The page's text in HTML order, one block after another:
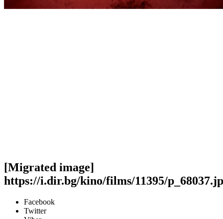
[Migrated image]
https://i.dir.bg/kino/films/11395/
Facebook
Twitter